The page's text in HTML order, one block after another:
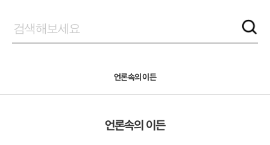
언론속의 이든
언론속의 이든